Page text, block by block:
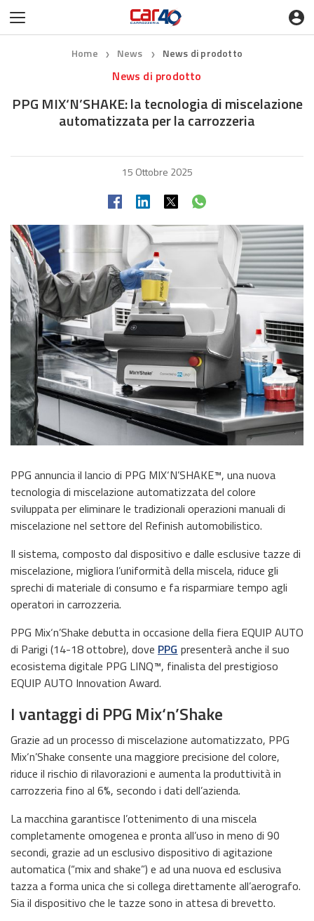
Home ❯ News ❯ News di prodotto
News di prodotto
PPG MIX‘N’SHAKE: la tecnologia di miscelazione
automatizzata per la carrozzeria
15 Ottobre 2025
PPG annuncia il lancio di PPG MIX‘N’SHAKE™, una nuova
tecnologia di miscelazione automatizzata del colore
sviluppata per eliminare le tradizionali operazioni manuali di
miscelazione nel settore del Refinish automobilistico.
Il sistema, composto dal dispositivo e dalle esclusive tazze di
miscelazione, migliora l’uniformità della miscela, riduce gli
sprechi di materiale di consumo e fa risparmiare tempo agli
operatori in carrozzeria.
PPG Mix‘n’Shake debutta in occasione della fiera EQUIP AUTO
di Parigi (14-18 ottobre), dove PPG presenterà anche il suo
ecosistema digitale PPG LINQ™, finalista del prestigioso
EQUIP AUTO Innovation Award.
I vantaggi di PPG Mix‘n’Shake
Grazie ad un processo di miscelazione automatizzato, PPG
Mix‘n’Shake consente una maggiore precisione del colore,
riduce il rischio di rilavorazioni e aumenta la produttività in
carrozzeria fino al 6%, secondo i dati dell’azienda.
La macchina garantisce l’ottenimento di una miscela
completamente omogenea e pronta all’uso in meno di 90
secondi, grazie ad un esclusivo dispositivo di agitazione
automatica (“mix and shake”) e ad una nuova ed esclusiva
tazza a forma unica che si collega direttamente all’aerografo.
Sia il dispositivo che le tazze sono in attesa di brevetto.